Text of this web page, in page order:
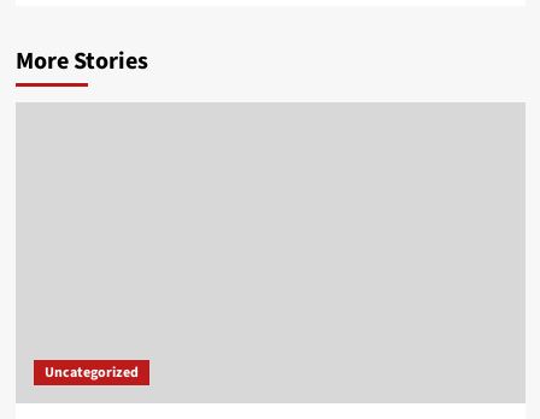
More Stories
Uncategorized